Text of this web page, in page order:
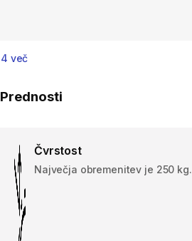
4 več
Prednosti
Čvrstost
Največja obremenitev je 250 kg.